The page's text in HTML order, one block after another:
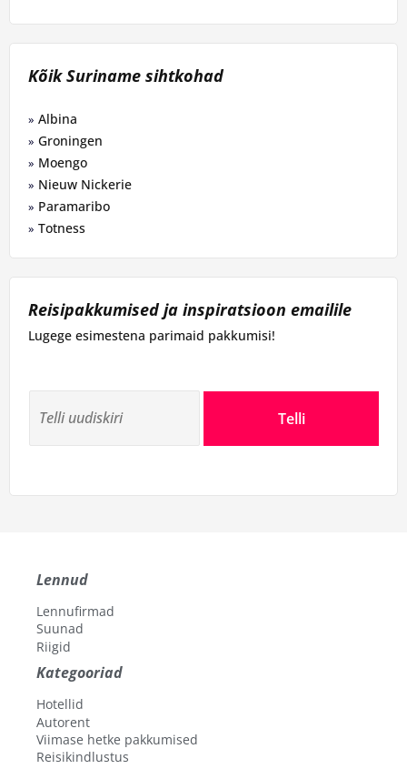
Kõik Suriname sihtkohad
Albina
Groningen
Moengo
Nieuw Nickerie
Paramaribo
Totness
Reisipakkumised ja inspiratsioon emailile
Lugege esimestena parimaid pakkumisi!
Telli
Lennud
Lennufirmad
Suunad
Riigid
Kategooriad
Hotellid
Autorent
Viimase hetke pakkumised
Reisikindlustus